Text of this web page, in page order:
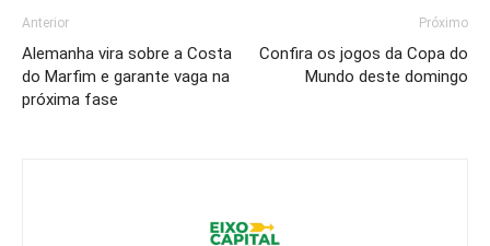
Anterior
Alemanha vira sobre a Costa
do Marfim e garante vaga na
próxima fase
Próximo
Confira os jogos da Copa do
Mundo deste domingo